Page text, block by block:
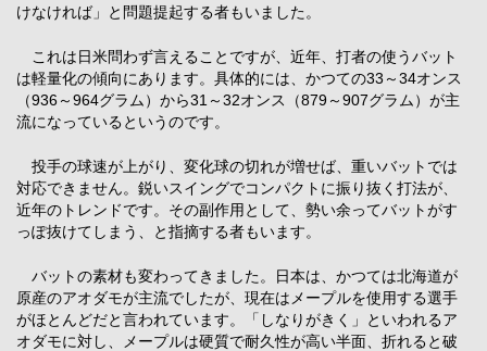
けなければ」と問題提起する者もいました。
これは日米問わず言えることですが、近年、打者の使うバット
は軽量化の傾向にあります。具体的には、かつての33～34オンス
（936～964グラム）から31～32オンス（879～907グラム）が主
流になっているというのです。
投手の球速が上がり、変化球の切れが増せば、重いバットでは
対応できません。鋭いスイングでコンパクトに振り抜く打法が、
近年のトレンドです。その副作用として、勢い余ってバットがす
っぽ抜けてしまう、と指摘する者もいます。
バットの素材も変わってきました。日本は、かつては北海道が
原産のアオダモが主流でしたが、現在はメープルを使用する選手
がほとんどだと言われています。「しなりがきく」といわれるア
オダモに対し、メープルは硬質で耐久性が高い半面、折れると破